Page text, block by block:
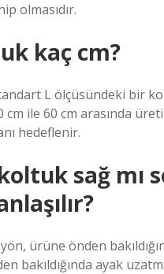
olmasıdır.
kaç cm?
L ölçüsündeki bir
cm ile 60 cm arasında
hedeflenir.
sağ mı
ürüne önden
bakıldığında ayak